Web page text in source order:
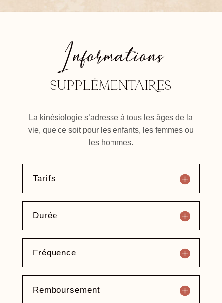
Informations
supplémentaiRes
La kinésiologie s’adresse à tous les âges de la
vie, que ce soit pour les enfants, les femmes ou
les hommes.
Tarifs
Durée
Fréquence
Remboursement